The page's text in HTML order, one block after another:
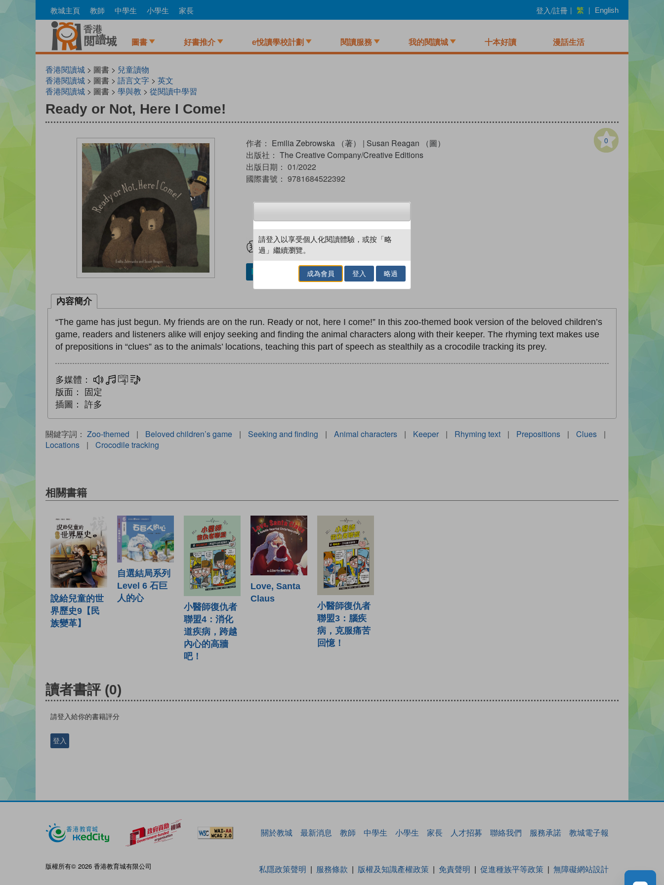
to
教城主頁 教師 中學生 小學生 家長 登入/註冊 | 繁 | English
圖書 好書推介 e悅讀學校計劃 閱讀服務 我的閱讀城 十本好讀 漫話生活
香港閱讀城 > 圖書 > 兒童讀物
香港閱讀城 > 圖書 > 語言文字 > 英文
香港閱讀城 > 圖書 > 學與教 > 從閱讀中學習
Ready or Not, Here I Come!
0
作者： Emilia Zebrowska （著） | Susan Reagan （圖）
出版社： The Creative Company/Creative Editions
出版日期： 01/2022
國際書號： 9781684522392
試閲 加入閱讀紀錄
加入／閱讀電子書
內容簡介
“The game has just begun. My friends are on the run. Ready or not, here I come!” In this zoo-themed book version of the beloved children’s
game, readers and listeners alike will enjoy seeking and finding the animal characters along with their keeper. The rhyming text makes use
of prepositions in “clues” as to the animals’ locations, teaching this part of speech as stealthily as a crocodile tracking its prey.
多媒體： 多媒體互動練習
文字同步朗讀
版面：
固定
插圖：
許多
關鍵字詞： Zoo-themed | Beloved children’s game | Seeking and finding | Animal characters | Keeper | Rhyming text | Prepositions | Clues
|
Locations
| Crocodile tracking
相關書籍
說給兒童的世
界歷史9【民
族變革】
自選結局系列
Level 6 石巨
人的心
小醫師復仇者
聯盟4：消化
道疾病，跨越
內心的高牆
吧！
Love, Santa
Claus
小醫師復仇者
聯盟3：腦疾
病，克服痛苦
回憶！
讀者書評 (0)
請登入給你的書籍評分
登入
關於教城 最新消息 教師 中學生 小學生 家長 人才招募 聯絡我們 服務承諾 教城電子報
版權所有© 2026 香港教育城有限公司 私隱政策聲明 服務條款 版權及知識產權政策 免責聲明 促進種族平等政策 無障礙網站設計
請登入以享受個人化閱讀體驗，或按「略
過」繼續瀏覽。
成為會員 登入 略過